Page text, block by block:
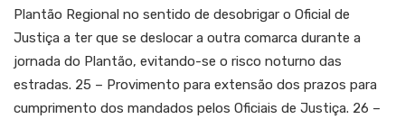
Plantão Regional no sentido de desobrigar o Oficial de
Justiça a ter que se deslocar a outra comarca durante a
jornada do Plantão, evitando-se o risco noturno das
estradas. 25 – Provimento para extensão dos prazos para
cumprimento dos mandados pelos Oficiais de Justiça. 26 –